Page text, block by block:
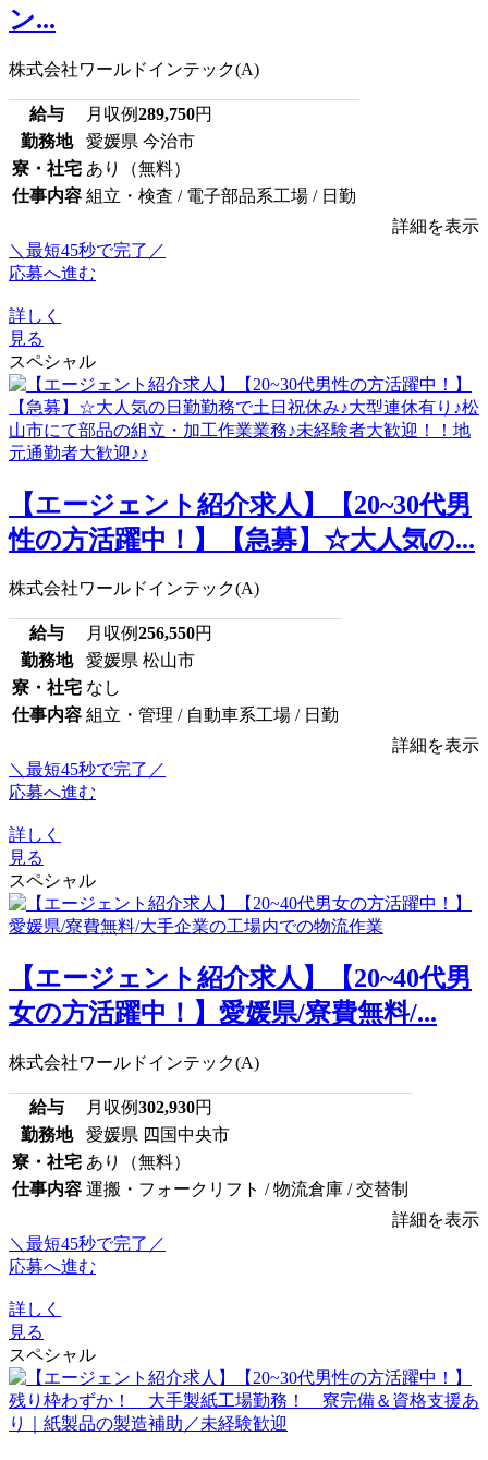
ン...
株式会社ワールドインテック(A)
給与 月収例289,750円
勤務地
愛媛県 今治市
寮・社宅 あり（無料）
仕事内容 組立・検査 / 電子部品系工場 / 日勤
詳細を表示
＼最短45秒で完了／
応募へ進む
詳しく
見る
スペシャル
【エージェント紹介求人】【20~30代男
性の方活躍中！】【急募】☆大人気の...
株式会社ワールドインテック(A)
給与 月収例256,550円
勤務地
愛媛県 松山市
寮・社宅 なし
仕事内容 組立・管理 / 自動車系工場 / 日勤
詳細を表示
＼最短45秒で完了／
応募へ進む
詳しく
見る
スペシャル
【エージェント紹介求人】【20~40代男
女の方活躍中！】愛媛県/寮費無料/...
株式会社ワールドインテック(A)
給与 月収例302,930円
勤務地
愛媛県 四国中央市
寮・社宅 あり（無料）
仕事内容 運搬・フォークリフト / 物流倉庫 / 交替制
詳細を表示
＼最短45秒で完了／
応募へ進む
詳しく
見る
スペシャル